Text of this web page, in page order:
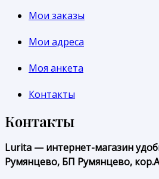
Мои заказы
Мои адреса
Моя анкета
Контакты
Контакты
Lurita — интернет-магазин
Румянцево, БП Румянцево,